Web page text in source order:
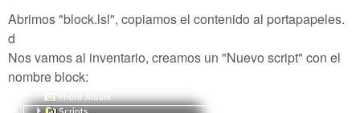
Abrimos "block.lsl", copiamos el contenido al portapapeles.
d
Nos vamos al inventario, creamos un "Nuevo script" con el
nombre block: